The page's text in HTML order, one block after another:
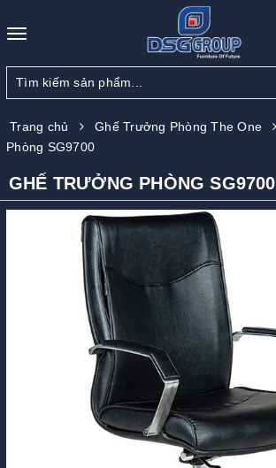
Toggle
Trang chủ Ghế Trưởng Phòng The One
Phòng SG9700
GHẾ TRƯỞNG PHÒNG SG9700